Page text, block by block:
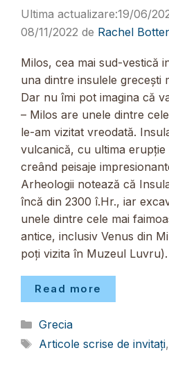
19/06/
08/11/2022 de Rachel
Milos, cea mai sud-vestică
una dintre insulele grecești
Dar nu îmi pot imagina că
– Milos are unele dintre
le-am vizitat vreodată.
vulcanică, cu ultima
creând peisaje
Arheologii notează că
încă din 2300 î.Hr., iar
unele dintre cele mai
antice, inclusiv Venus din
poți vizita în Muzeul
Read more
Categorii
Grecia
Etichete
Articole scrise de invitați,